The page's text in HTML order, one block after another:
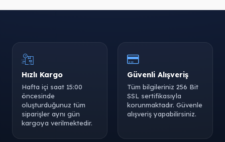
Hızlı Kargo
Hafta içi saat 15:00
öncesinde
oluşturduğunuz tüm
siparişler aynı gün
kargoya verilmektedir.
Güvenli Alışveriş
Tüm bilgileriniz 256 Bit
SSL sertifikasıyla
korunmaktadır. Güvenle
alışveriş yapabilirsiniz.